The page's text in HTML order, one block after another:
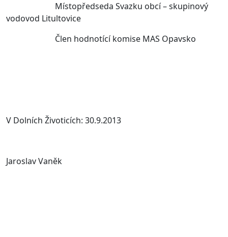
Místopředseda Svazku obcí – skupinový
vodovod Litultovice
Člen hodnotící komise MAS Opavsko
V Dolních Životicích: 30.9.2013
Jaroslav Vaněk